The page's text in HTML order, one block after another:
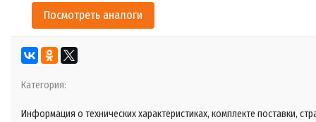
Посмотреть аналоги
Категория:
Информация о технических характеристиках, комплекте поставки,